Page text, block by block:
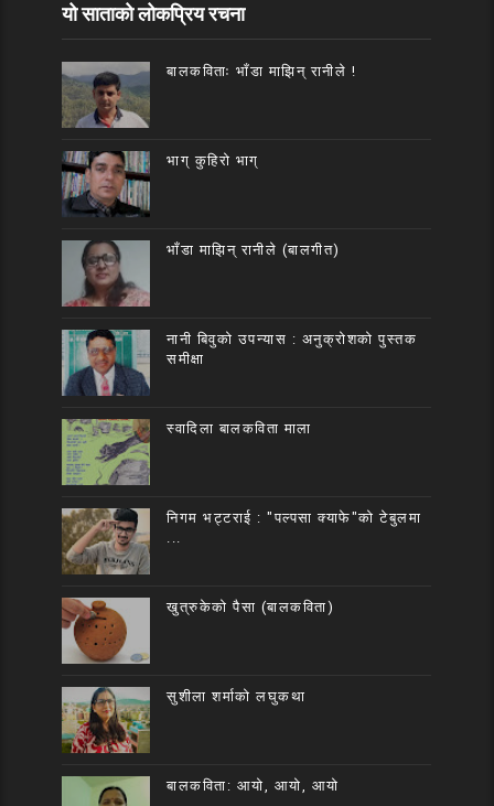
यो साताको लोकप्रिय रचना
बालकविताः भाँडा माझिन् रानीले !
भाग् कुहिरो भाग्
भाँडा माझिन् रानीले (बालगीत)
नानी बिवुको उपन्यास : अनुक्रोशको पुस्तक
समीक्षा
स्वादिला बालकविता माला
निगम भट्टराई : "पल्पसा क्याफे"को टेबुलमा
खुत्रुकेको पैसा (बालकविता)
सुशीला शर्माको लघुकथा
बालकविता: आयो, आयो, आयो